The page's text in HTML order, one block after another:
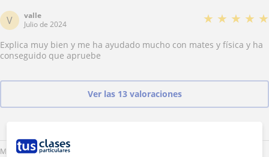
V
valle
Julio de 2024
★ ★ ★ ★ ★
Explica muy bien y me ha ayudado mucho con mates y física y ha
conseguido que apruebe
Ver las 13 valoraciones
Mañana